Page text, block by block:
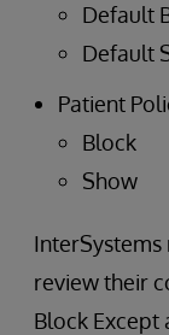
Default
Default
Patient
Block
Show
review their
Block Except